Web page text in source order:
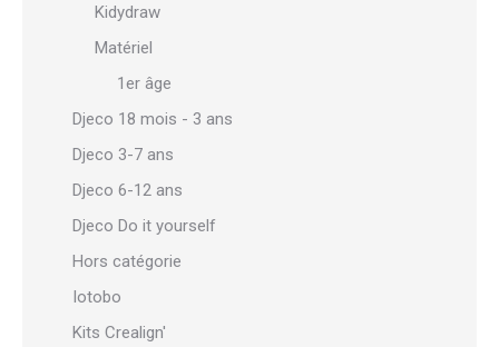
Kidydraw
Matériel
1er âge
Djeco 18 mois - 3 ans
Djeco 3-7 ans
Djeco 6-12 ans
Djeco Do it yourself
Hors catégorie
Iotobo
Kits Crealign'